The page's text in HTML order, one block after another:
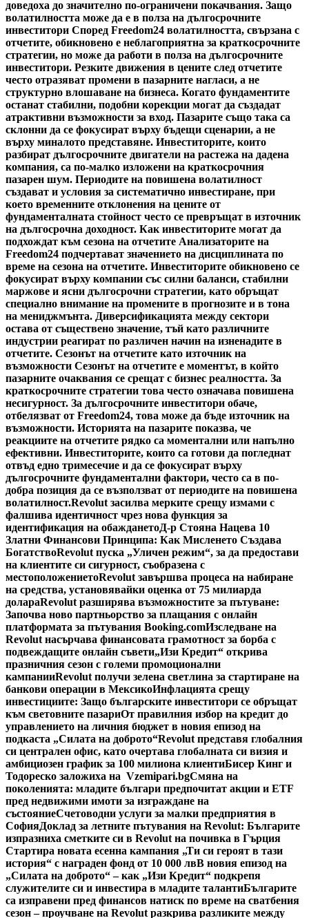
доведоха до значително по-ограничени покачвания. Защо
волатилността може да е в полза на дългосрочните
инвеститори Според Freedom24 волатилността, свързана с
отчетите, обикновено е неблагоприятна за краткосрочните
стратегии, но може да работи в полза на дългосрочните
инвеститори. Резките движения в цените след отчетите
често отразяват промени в пазарните нагласи, а не
структурно влошаване на бизнеса. Когато фундаментите
останат стабилни, подобни корекции могат да създадат
атрактивни възможности за вход. Пазарите също така са
склонни да се фокусират върху бъдещи сценарии, а не
върху миналото представяне. Инвеститорите, които
разбират дългосрочните двигатели на растежа на дадена
компания, са по-малко изложени на краткосрочния
пазарен шум. Периодите на повишена волатилност
създават и условия за систематично инвестиране, при
което временните отклонения на цените от
фундаменталната стойност често се превръщат в източник
на дългосрочна доходност. Как инвеститорите могат да
подхождат към сезона на отчетите Анализаторите на
Freedom24 подчертават значението на дисциплината по
време на сезона на отчетите. Инвеститорите обикновено се
фокусират върху компании със силни баланси, стабилни
маржове и ясни дългосрочни стратегии, като обръщат
специално внимание на промените в прогнозите и в тона
на мениджмънта. Диверсификацията между сектори
остава от съществено значение, тъй като различните
индустрии реагират по различен начин на изненадите в
отчетите. Сезонът на отчетите като източник на
възможности Сезонът на отчетите е моментът, в който
пазарните очаквания се срещат с бизнес реалността. За
краткосрочните стратегии това често означава повишена
несигурност. За дългосрочните инвеститори обаче,
отбелязват от Freedom24, това може да бъде източник на
възможности. Историята на пазарите показва, че
реакциите на отчетите рядко са моментални или напълно
ефективни. Инвеститорите, които са готови да погледнат
отвъд едно тримесечие и да се фокусират върху
дългосрочните фундаментални фактори, често са в по-
добра позиция да се възползват от периодите на повишена
волатилност.Revolut засилва мерките срещу измами с
фалшива идентичност чрез нова функция за
идентификация на обажданетоД-р Стояна Нацева 10
Златни Финансови Принципа: Как Мисленето Създава
БогатствоRevolut пуска „Уличен режим“, за да предостави
на клиентите си сигурност, съобразена с
местоположениетоRevolut завършва процеса на набиране
на средства, установявайки оценка от 75 милиарда
долараRevolut разширява възможностите за пътуване:
Започва ново партньорство за плащания с онлайн
платформата за пътувания Booking.comИзследване на
Revolut насърчава финансовата грамотност за борба с
подвеждащите онлайн съвети„Изи Кредит“ открива
празничния сезон с големи промоционални
кампанииRevolut получи зелена светлина за стартиране на
банкови операции в МексикоИнфлацията срещу
инвестициите: Защо българските инвеститори се обръщат
към световните пазариОт правилния избор на кредит до
управлението на личния бюджет в новия епизод на
подкаста „Силата на доброто“Revolut представя глобалния
си централен офис, като очертава глобалната си визия и
амбициозен график за 100 милиона клиентиБисер Кинг и
Тодореско заложиха на Vzemipari.bgСмяна на
поколенията: младите българи предпочитат акции и ETF
пред недвижими имоти за изграждане на
състояниеСчетоводни услуги за малки предприятия в
СофияДоклад за летните пътувания на Revolut: Българите
изпразниха сметките си в Revolut на почивка в Гърция
Стартира новата есенна кампания „Ти си героят в тази
история“ с награден фонд от 10 000 лвВ новия епизод на
„Силата на доброто“ – как „Изи Кредит“ подкрепя
служителите си и инвестира в младите талантиБългарите
са изправени пред финансов натиск по време на сватбения
сезон – проучване на Revolut разкрива разликите между